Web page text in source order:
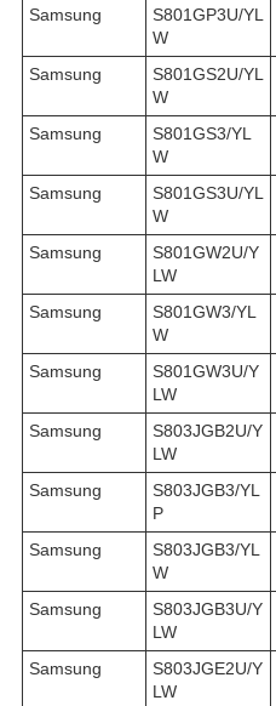
Samsung
S801GP3U/YL
W
Samsung
S801GS2U/YL
W
Samsung
S801GS3/YL
W
Samsung
S801GS3U/YL
W
Samsung
S801GW2U/Y
LW
Samsung
S801GW3/YL
W
Samsung
S801GW3U/Y
LW
Samsung
S803JGB2U/Y
LW
Samsung
S803JGB3/YL
P
Samsung
S803JGB3/YL
W
Samsung
S803JGB3U/Y
LW
Samsung
S803JGE2U/Y
LW